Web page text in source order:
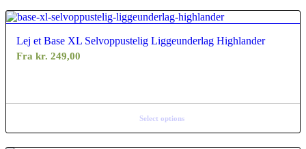
Lej et Base XL Selvoppustelig Liggeunderlag Highlander
Fra kr. 249,00
Select options